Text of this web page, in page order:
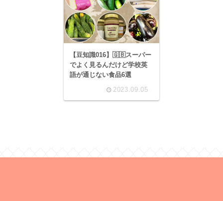
【豆知識016】🇬🇧スーパー
でよく見るんだけど学校英
語が通じない食品6選
2023.09.05